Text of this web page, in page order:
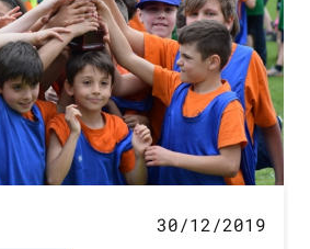
30/12/2019